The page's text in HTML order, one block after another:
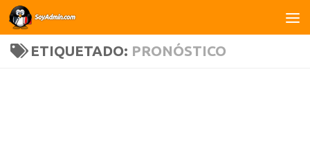
Saltar al contenido
ETIQUETADO: PRONÓSTICO